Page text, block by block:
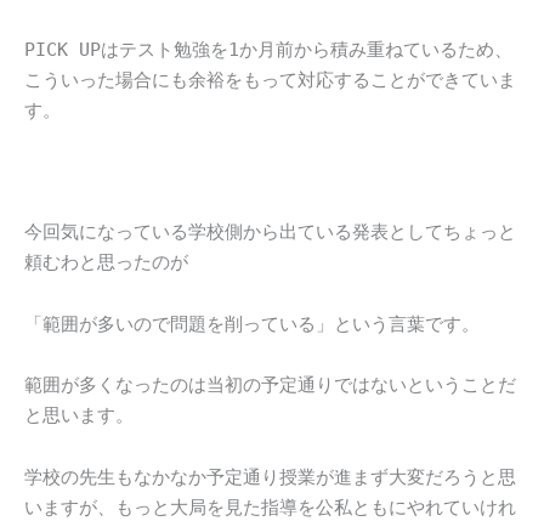
PICK UPはテスト勉強を1か月前から積み重ねているため、
こういった場合にも余裕をもって対応することができていま
す。
今回気になっている学校側から出ている発表としてちょっと
頼むわと思ったのが
「範囲が多いので問題を削っている」という言葉です。
範囲が多くなったのは当初の予定通りではないということだ
と思います。
学校の先生もなかなか予定通り授業が進まず大変だろうと思
いますが、もっと大局を見た指導を公私ともにやれていけれ